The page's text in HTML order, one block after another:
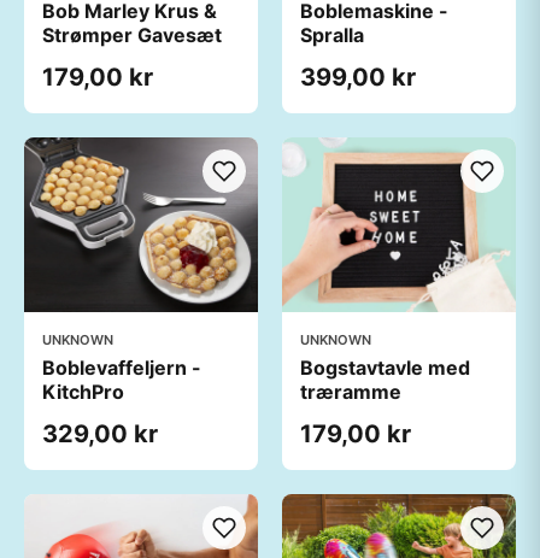
Bob Marley Krus &
Strømper Gavesæt
179,00 kr
Boblemaskine -
Spralla
399,00 kr
UNKNOWN
Boblevaffeljern -
KitchPro
329,00 kr
UNKNOWN
Bogstavtavle med
træramme
179,00 kr